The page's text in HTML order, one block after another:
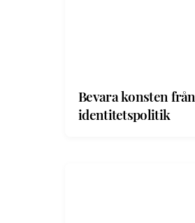
Bevara konsten från
identitetspolitik